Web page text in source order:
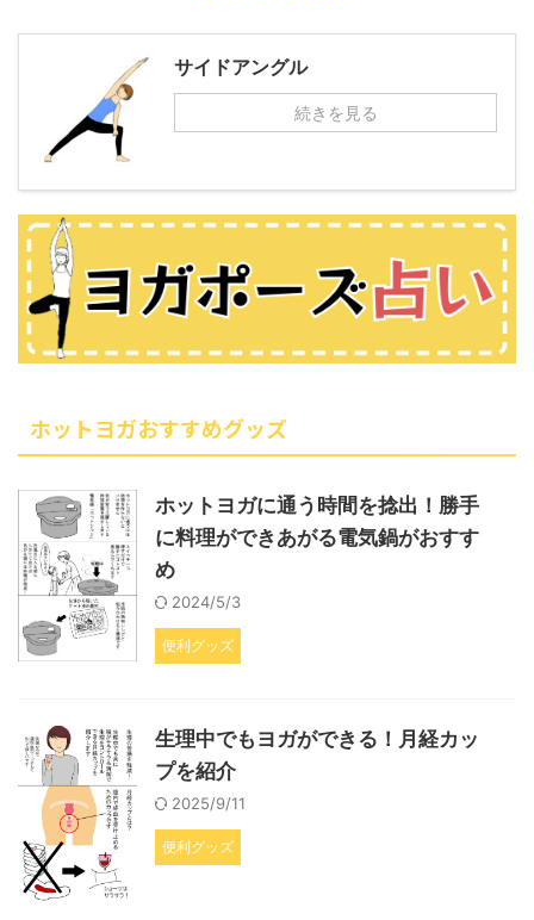
サイドアングル
続きを見る
ホットヨガおすすめグッズ
ホットヨガに通う時間を捻出！勝手
に料理ができあがる電気鍋がおすす
め
2024/5/3
便利グッズ
生理中でもヨガができる！月経カッ
プを紹介
2025/9/11
便利グッズ